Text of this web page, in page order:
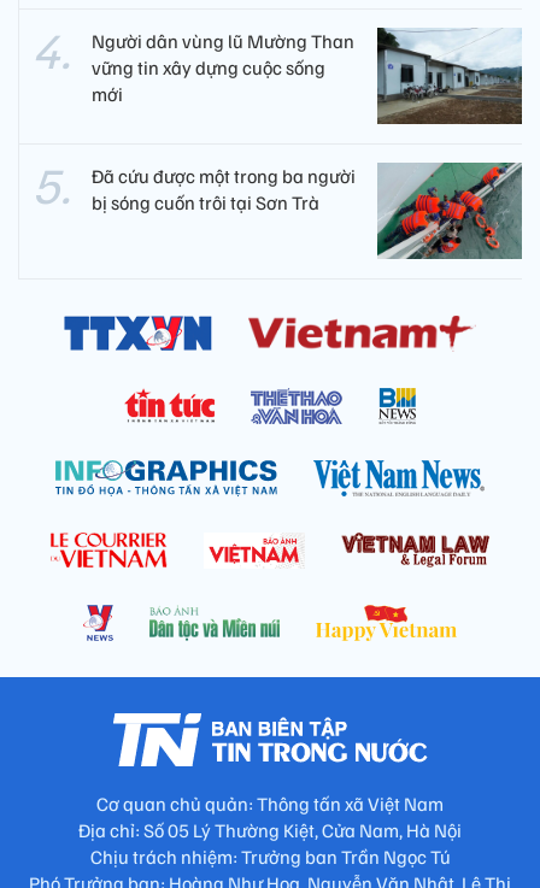
Người dân vùng lũ Mường Than
vững tin xây dựng cuộc sống
mới
Đã cứu được một trong ba người
bị sóng cuốn trôi tại Sơn Trà
Cơ quan chủ quản: Thông tấn xã Việt Nam
Địa chỉ: Số 05 Lý Thường Kiệt, Cửa Nam, Hà Nội
Chịu trách nhiệm: Trưởng ban Trần Ngọc Tú
Phó Trưởng ban: Hoàng Như Hoa, Nguyễn Văn Nhật, Lê Thị